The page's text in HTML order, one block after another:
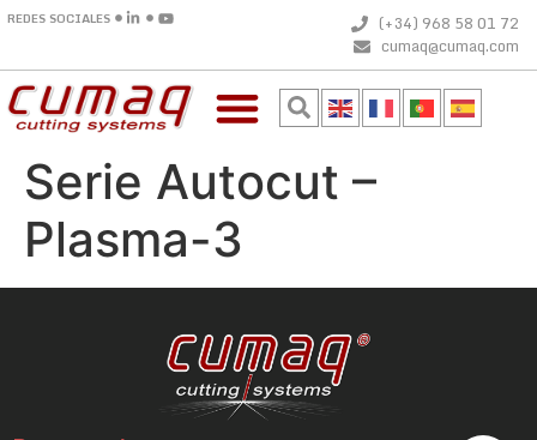
REDES SOCIALES
(+34) 968 58 01 72
cumaq@cumaq.com
Serie Autocut –
Plasma-3